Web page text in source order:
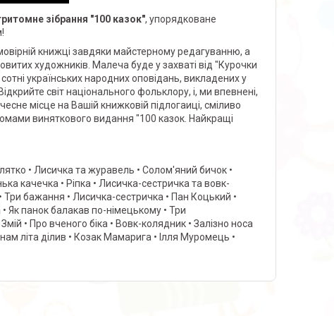
зібрання "100 казок", упорядковане
книжці завдяки майстерному редагуванню, а
художників. Малеча буде у захваті від "Курочки
українських народних оповідань, викладених у
світ національного фольклору, і, ми впевнені,
місце на Вашій книжковій підлогаиці, сміливо
виняткового видання "100 казок. Найкращі
• Лисичка та журавель • Солом'яний бичок •
качечка • Ріпка • Лисичка-сестричка та вовк-
Три бажання • Лисичка-сестричка • Пан Коцький •
Як панок балакав по-німецькому • Три
• Про вченого біка • Вовк-колядник • Залізно носа
літа ділив • Козак Мамарига • Ілля Муромець •